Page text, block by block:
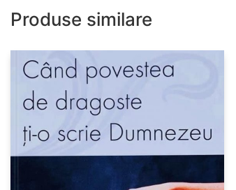
Produse similare